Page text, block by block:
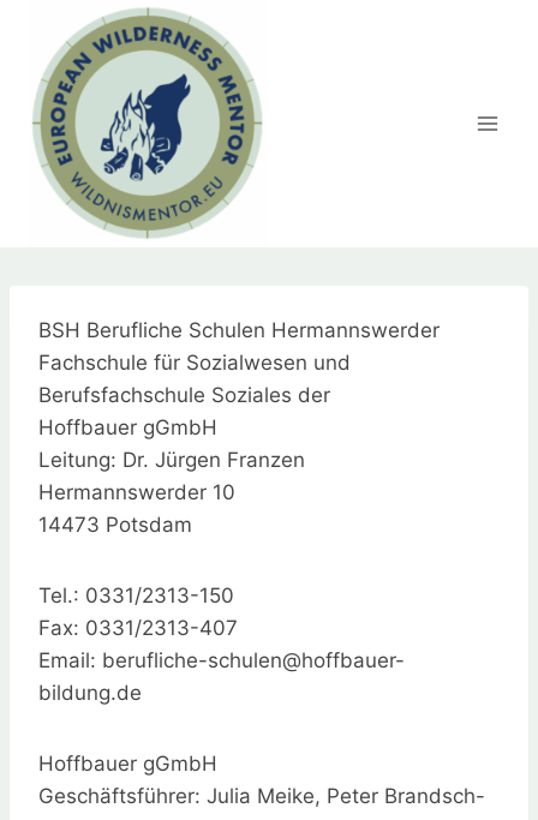
springen
BSH Berufliche Schulen Hermannswerder
Fachschule für Sozialwesen und
Berufsfachschule Soziales der
Hoffbauer gGmbH
Leitung: Dr. Jürgen Franzen
Hermannswerder 10
14473 Potsdam
Tel.: 0331/2313-150
Fax: 0331/2313-407
Email: berufliche-schulen@hoffbauer-
bildung.de
Hoffbauer gGmbH
Geschäftsführer: Julia Meike, Peter Brandsch-